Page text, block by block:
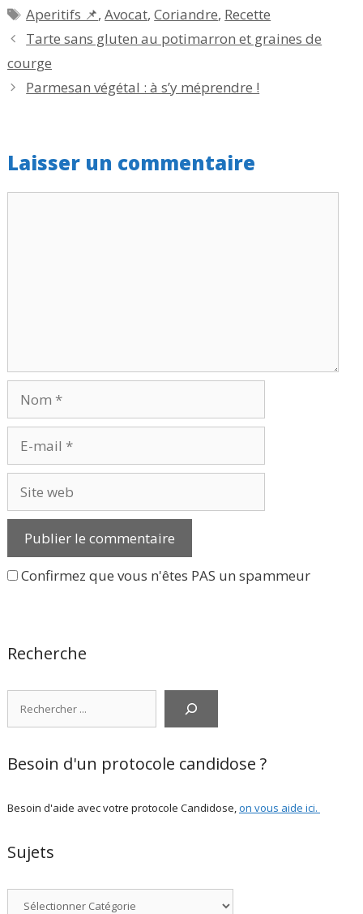
Étiquettes
Aperitifs 📌,Avocat,Coriandre, Recette
Tarte sans gluten au potimarron et graines de
courge
Parmesan végétal : à s’y méprendre !
Laisser un commentaire
mail
web
Confirmez que vous n'êtes PAS un spammeur
Recherche
Besoin d'un protocole candidose ?
Besoin d'aide avec votre protocole Candidose,on vous aide ici.
Sujets